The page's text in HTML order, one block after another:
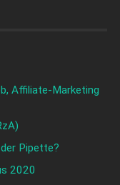
Affiliate-Marketing
Pipette?
2020